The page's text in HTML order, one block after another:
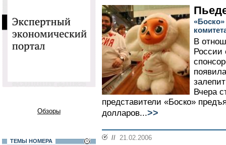
Обзоры
ТЕМЫ НОМЕРА
В
России
Вчера
представители «Боско»
долларов...>>
// 21.02.2006